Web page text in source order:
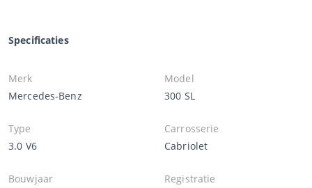
Specificaties
Merk
Mercedes-Benz
Model
300 SL
Type
3.0 V6
Carrosserie
Cabriolet
Bouwjaar
Registratie